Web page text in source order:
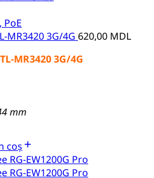
MR3420 3G/4G 620,00 MDL
MR3420 3G/4G
mm
coș